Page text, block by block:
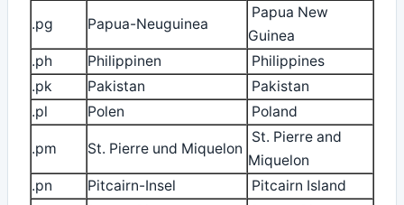
.pg Papua-Neuguinea
Papua New
Guinea
.ph
Philippinen
Philippines
.pk
Pakistan
Pakistan
.pl
Polen Poland
.pm St. Pierre und Miquelon
St. Pierre and
Miquelon
.pn
Pitcairn-Insel
Pitcairn Island